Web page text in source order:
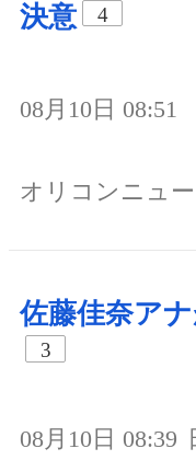
決意
4
08月10日 08:51
オリコンニュ
佐藤佳奈ア
3
08月10日 08:39